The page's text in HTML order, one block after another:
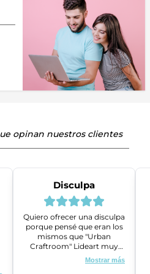
opinan nuestros clientes
Disculpa
Quiero ofrecer una disculpa
porque pensé que eran los
mismos que "Urban
Craftroom" Lideart muy
amables me ayudaron a
gestionar un problema que
Mostrar más